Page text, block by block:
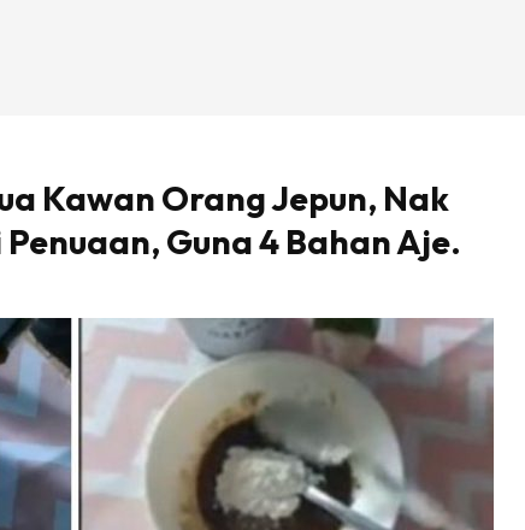
Kawan Orang Jepun, Nak
Guna 4 Bahan Aje.